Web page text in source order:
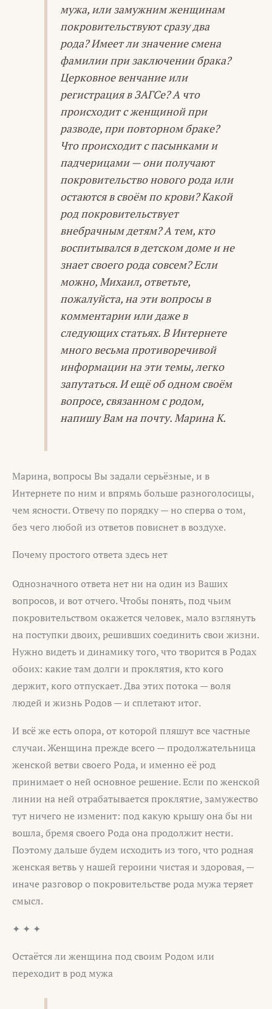
мужа, или замужним женщинам
покровительствуют сразу два
рода? Имеет ли значение смена
фамилии при заключении брака?
Церковное венчание или
регистрация в ЗАГСе? А что
происходит с женщиной при
разводе, при повторном браке?
Что происходит с пасынками и
падчерицами — они получают
покровительство нового рода или
остаются в своём по крови? Какой
род покровительствует
внебрачным детям? А тем, кто
воспитывался в детском доме и не
знает своего рода совсем? Если
можно, Михаил, ответьте,
пожалуйста, на эти вопросы в
комментарии или даже в
следующих статьях. В Интернете
много весьма противоречивой
информации на эти темы, легко
запутаться. И ещё об одном своём
вопросе, связанном с родом,
напишу Вам на почту. Марина К.
Марина, вопросы Вы задали серьёзные, и в
Интернете по ним и впрямь больше разноголосицы,
чем ясности. Отвечу по порядку — но сперва о том,
без чего любой из ответов повиснет в воздухе.
Почему простого ответа здесь нет
Однозначного ответа нет ни на один из Ваших
вопросов, и вот отчего. Чтобы понять, под чьим
покровительством окажется человек, мало взглянуть
на поступки двоих, решивших соединить свои жизни.
Нужно видеть и динамику того, что творится в Родах
обоих: какие там долги и проклятия, кто кого
держит, кого отпускает. Два этих потока — воля
людей и жизнь Родов — и сплетают итог.
И всё же есть опора, от которой пляшут все частные
случаи. Женщина прежде всего — продолжательница
женской ветви своего Рода, и именно её род
принимает о ней основное решение. Если по женской
линии на ней отрабатывается проклятие, замужество
тут ничего не изменит: под какую крышу она бы ни
вошла, бремя своего Рода она продолжит нести.
Поэтому дальше будем исходить из того, что родная
женская ветвь у нашей героини чистая и здоровая, —
иначе разговор о покровительстве рода мужа теряет
смысл.
✦ ✦ ✦
Остаётся ли женщина под своим Родом или
переходит в род мужа